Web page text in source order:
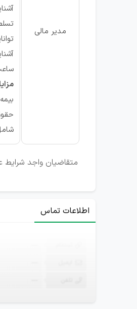
مدیر مالی
ساعت
متقاضیان واجد شرایط
اطلاعات تماس